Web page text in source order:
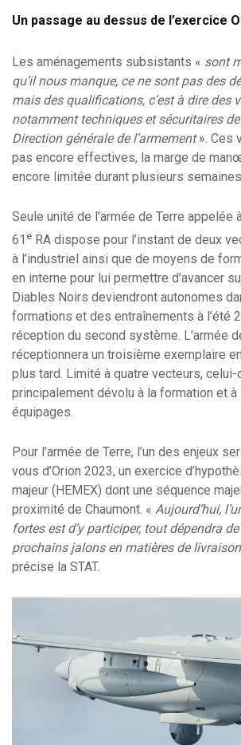
Un passage au dessus de l’exercice
Les aménagements subsistants « sont
qu’il nous manque, ce ne sont pas des
mais des qualifications, c’est à dire des
notamment techniques et sécuritaires
Direction générale de l’armement». Ces
pas encore effectives, la marge de
encore limitée durant plusieurs semaines.
Seule unité de l’armée de Terre appelée
61 e RA dispose pour l’instant de deux
à l’industriel ainsi que de moyens de
en interne pour lui permettre d’avancer
Diables Noirs deviendront autonomes
formations et des entraînements à l’été
réception du second système. L’armée
réceptionnera un troisième exemplaire
plus tard. Limité à quatre vecteurs, celui-
principalement dévolu à la formation et à
équipages.
Pour l’armée de Terre, l’un des enjeux
vous d’Orion 2023, un exercice
majeur (HEMEX) dont une séquence
proximité de Chaumont. « Aujourd’hui,
fortes est d’y participer, tout dépendra
prochains jalons en matières de
précise la STAT.